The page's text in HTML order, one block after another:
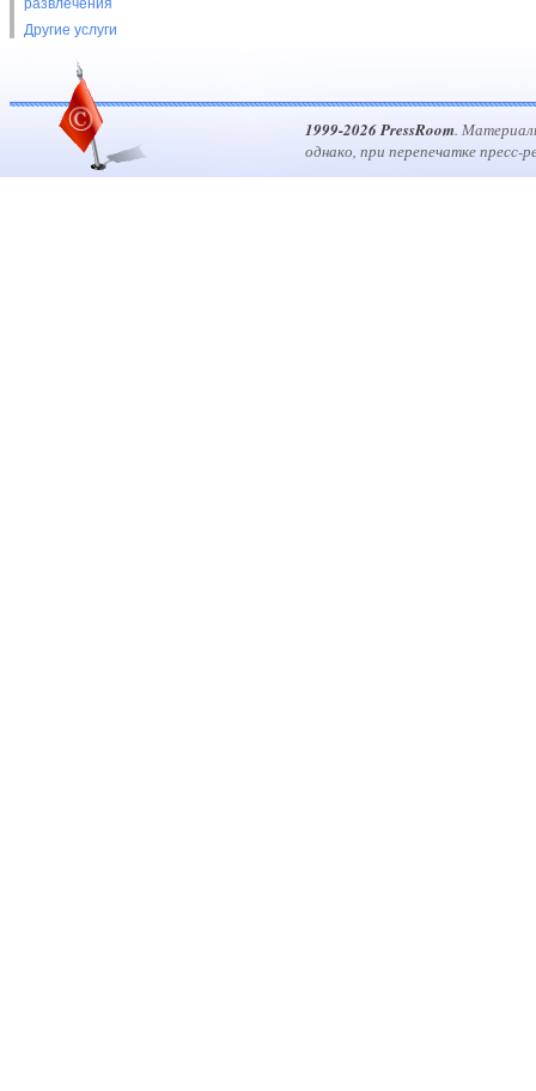
развлечения
Другие услуги
1999-2026 PressRoom.
однако, при перепечатке пресс-